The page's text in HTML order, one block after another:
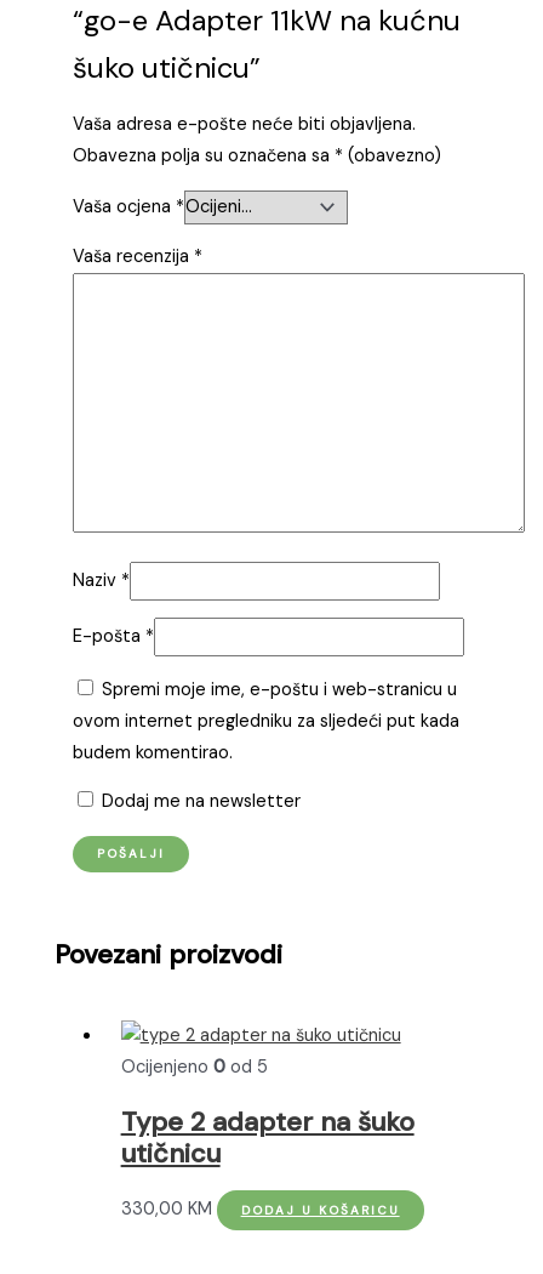
“go-e Adapter 11kW na kućnu
šuko utičnicu”
Vaša adresa e-pošte neće biti objavljena.
Obavezna polja su označena sa * (obavezno)
Vaša ocjena *
Vaša recenzija *
Naziv *
E-pošta *
Spremi moje ime, e-poštu i web-stranicu u
ovom internet pregledniku za sljedeći put kada
budem komentirao.
Dodaj me na newsletter
Povezani proizvodi
Ocijenjeno 0od 5
Type 2 adapter na šuko
utičnicu
330,00 KM DODAJ U KOŠARICU